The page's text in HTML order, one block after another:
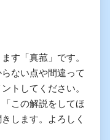
す「真菰」です。
ない点や間違って
トしてください。
この解説をしてほ
します。よろしく